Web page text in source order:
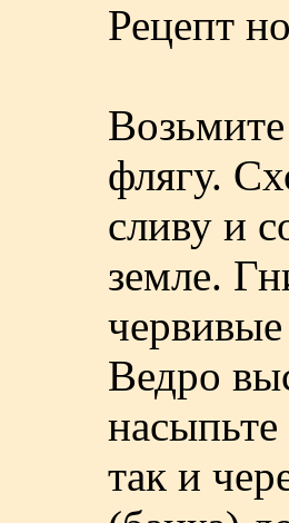
Рецепт
флягу.
сливу и
земле.
червивые
Ведро
так и